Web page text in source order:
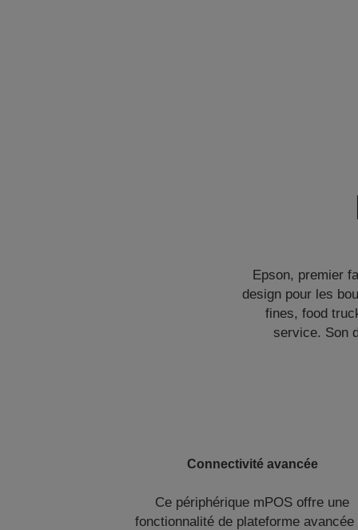
Epson, premier
design pour les
fines, food
service. Son
Connectivité avancée
Ce périphérique mPOS offre une
fonctionnalité de plateforme avancée